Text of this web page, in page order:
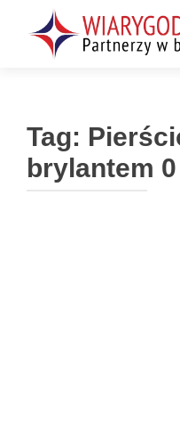
Tag:
brylantem